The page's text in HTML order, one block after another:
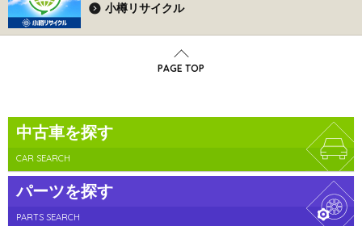
小樽リサイクル
PAGE TOP
中古車を探す
CAR SEARCH
パーツを探す
PARTS SEARCH